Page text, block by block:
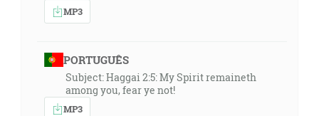
MP3
PORTUGUÊS
Subject: Haggai 2:5: My Spirit remaineth
among you, fear ye not!
MP3